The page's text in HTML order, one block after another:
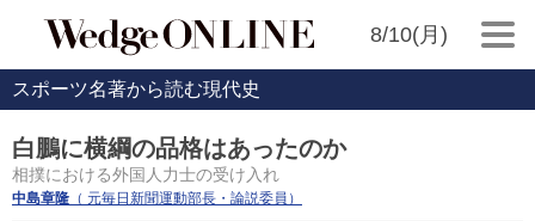
8/10(月)
スポーツ名著から読む現代史
白鵬に横綱の品格はあったのか
相撲における外国人力士の受け入れ
中島章隆 （ 元毎日新聞運動部長・論説委員）